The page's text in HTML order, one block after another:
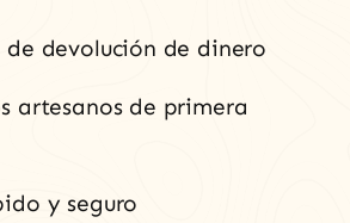
de devolución de dinero
artesanos de primera
y seguro